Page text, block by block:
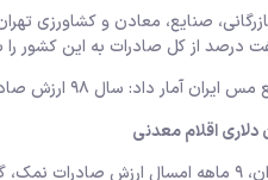
درصد از کل صادرات به این کشور
رقم بیش از یک میلیارد دلار رسید که نسبت به سال ۹۷ رشد بیش از ۲ برابری را ثبت کرد.
دلار رسید.